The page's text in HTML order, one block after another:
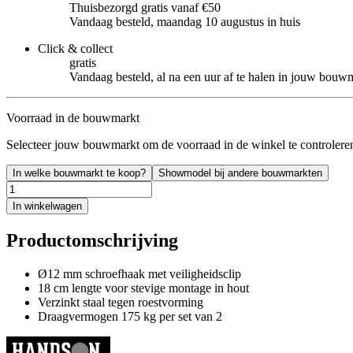
Thuisbezorgd gratis vanaf €50
Vandaag besteld, maandag 10 augustus in huis
Click & collect
gratis
Vandaag besteld, al na een uur af te halen in jouw
Voorraad in de bouwmarkt
Selecteer jouw bouwmarkt om de voorraad in de winkel te
In welke bouwmarkt te koop? Showmodel bij andere bouwmarkten
In winkelwagen
Productomschrijving
Ø12 mm schroefhaak met veiligheidsclip
18 cm lengte voor stevige montage in hout
Verzinkt staal tegen roestvorming
Draagvermogen 175 kg per set van 2